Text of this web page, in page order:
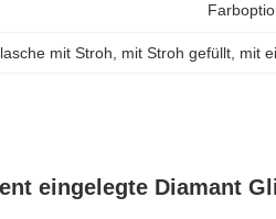
mit Stroh mit Stroh gefüllt mit
eingelegte Diamant